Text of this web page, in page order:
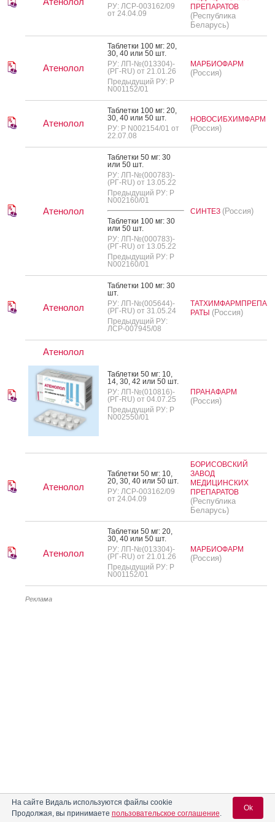
РУ: ЛСР-003162/09
от 24.04.09
ПРЕПАРАТОВ
(Республика
Беларусь)
Атенолол
Таб­летки 100 мг: 20,
30, 40 или 50 шт.
РУ: ЛП-№(013304)-
(РГ-RU) от 21.01.26
Предыдущий РУ: Р
N001152/01
МАРБИОФАРМ
(Россия)
Атенолол
Таб­летки 100 мг: 20,
30, 40 или 50 шт.
РУ: Р N002154/01 от
22.07.08
НОВОСИБХИМФАРМ
(Россия)
Атенолол
Таб­летки 50 мг: 30
или 50 шт.
РУ: ЛП-№(000783)-
(РГ-RU) от 13.05.22
Предыдущий РУ: Р
N002160/01
Таб­летки 100 мг: 30
или 50 шт.
РУ: ЛП-№(000783)-
(РГ-RU) от 13.05.22
Предыдущий РУ: Р
N002160/01
СИНТЕЗ (Россия)
Атенолол
Таб­летки 100 мг: 30
шт.
РУ: ЛП-№(005644)-
(РГ-RU) от 31.05.24
Предыдущий РУ:
ЛСР-007945/08
ТАТХИМФАРМПРЕПА
РАТЫ (Россия)
Атенолол
Таб­летки 50 мг: 10,
14, 30, 42 или 50 шт.
РУ: ЛП-№(010816)-
(РГ-RU) от 04.07.25
Предыдущий РУ: Р
N002550/01
ПРАНАФАРМ
(Россия)
Атенолол
Таб­летки 50 мг: 10,
20, 30, 40 или 50 шт.
РУ: ЛСР-003162/09
от 24.04.09
БОРИСОВСКИЙ
ЗАВОД
МЕДИЦИНСКИХ
ПРЕПАРАТОВ
(Республика
Беларусь)
Атенолол
Таб­летки 50 мг: 20,
30, 40 или 50 шт.
РУ: ЛП-№(013304)-
(РГ-RU) от 21.01.26
Предыдущий РУ: Р
N001152/01
МАРБИОФАРМ
(Россия)
Реклама
На сайте Видаль используются файлы cookie
Продолжая, вы принимаете пользовательское соглашение.
Ok